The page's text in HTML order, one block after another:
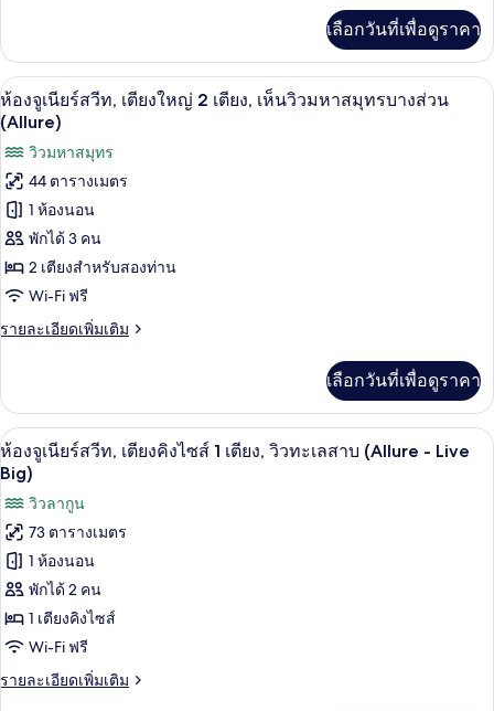
ใหญ่
2
เตียง,
วิว
ทะเล
(Allure)
เกี่ยว
กับ
ห้อง
จู
เนียร์
สวี
ท,
เตียง
ใหญ่
2
วิว
ทะเล
เลือกวันที่เพื่อดูราคา
เปิด
ภาพถ่าย
ทั้งหมด
ของ
ห้อง
จู
เนียร์
2
เตียง,
เห็น
วิว
มหาสมุทร
บาง
ส่วน
(Allure)
เครื่องนอนระดับพรีเมียม, ผ้านวมขนเ
6
ห้องจูเนียร์สวีท, เตียงใหญ่ 2 เตียง, เห็นวิวมหาสมุทรบางส่วน
(Allure)
วิวมหาสมุทร
44 ตารางเมตร
1 ห้องนอน
พักได้ 3 คน
2 เตียงสำหรับสองท่าน
Wi-Fi ฟรี
รายละเอียดเพิ่มเติม
ราย
เกี่ยว
กับ
ห้อง
จู
เนียร์
สวี
ท,
เตียง
ใหญ่
2
เห็น
วิว
บาง
เลือกวันที่เพื่อดูราคา
เปิด
ภาพถ่าย
ทั้งหมด
ของ
ห้อง
จู
เนียร์
เครื่องนอนระดับพรีเมียม, ผ้านวมขนเ
6
ห้องจูเนียร์สวีท, เตียงคิงไซส์ 1 เตียง, วิวทะเลสาบ (Allure - Live
Big)
วิวลากูน
73 ตารางเมตร
1 ห้องนอน
พักได้ 2 คน
1 เตียงคิงไซส์
Wi-Fi ฟรี
รายละเอียดเพิ่มเติม
ราย